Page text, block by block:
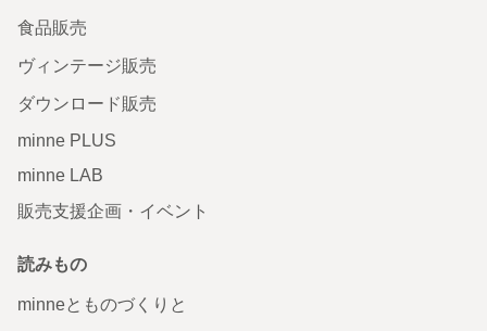
食品販売
ヴィンテージ販売
ダウンロード販売
minne PLUS
minne LAB
販売支援企画・イベント
読みもの
minneとものづくりと